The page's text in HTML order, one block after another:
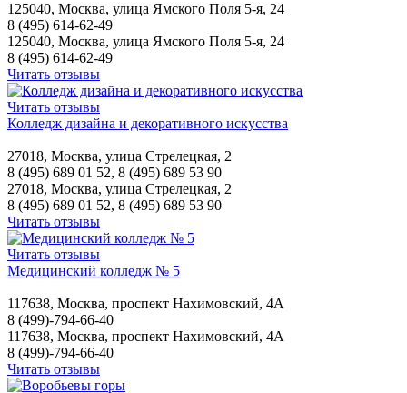
125040, Москва, улица Ямского Поля 5-я, 24
8 (495) 614-62-49
125040, Москва, улица Ямского Поля 5-я, 24
8 (495) 614-62-49
Читать отзывы
Читать отзывы
Колледж дизайна и декоративного искусства
27018, Москва, улица Стрелецкая, 2
8 (495) 689 01 52, 8 (495) 689 53 90
27018, Москва, улица Стрелецкая, 2
8 (495) 689 01 52, 8 (495) 689 53 90
Читать отзывы
Читать отзывы
Медицинский колледж № 5
117638, Москва, проспект Нахимовский, 4А
8 (499)-794-66-40
117638, Москва, проспект Нахимовский, 4А
8 (499)-794-66-40
Читать отзывы